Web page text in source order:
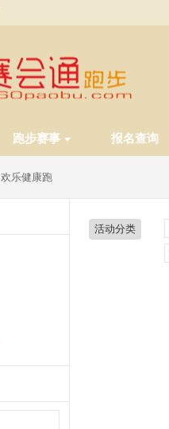
跑步赛事 报名查询
欢乐健康跑
活动分类